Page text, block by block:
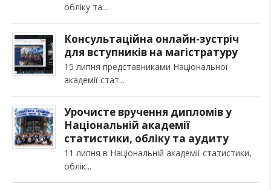
обліку та
Консультаційна онлайн-зустріч
для вступників на магістратуру
15 липня представниками Національної
академії стат
Урочисте вручення дипломів у
Національній академії
статистики, обліку та аудиту
11 липня в Національній академії статистики,
облік